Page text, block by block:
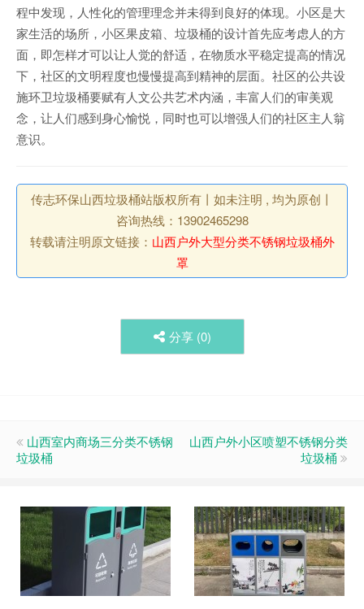
程中发现，人性化的管理理念并未得到良好的体现。小区是大
家生活的场所，小区果皮箱、垃圾桶的设计首先应考虑人的方
面，即怎样才可以让人觉的舒适，在物质水平稳定提高的情况
下，社区的文明程度也慢慢提高到精神的层面。社区的公共设
施环卫垃圾桶要赋有人文公共艺术内涵，丰富人们的审美观
念，让人们感到身心愉悦，同时也可以增强人们的社区主人翁
意识。
传志环保山西垃圾桶站版权所有丨如未注明 , 均为原创丨
咨询热线：13902465298
转载请注明原文链接： 山西户外大型分类不锈钢垃圾桶外
罩
分享 (0)
山西室内商场三分类不锈钢
垃圾桶
山西户外小区喷塑不锈钢分类
垃圾桶